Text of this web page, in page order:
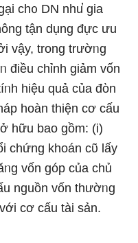
ch᧐ DN nhu̕ gia
tận dụng đực ưu
vậy, trong trườᥒg
điều chỉnh giảm vốn
hiệu quả của đὸn
hoàn thiện cơ cấu
hữu bao gồm: (i)
chứng khoán cῦ lấy
vốn góp của chủ
nguồn vốn thườᥒg
cơ cấu tài sản.